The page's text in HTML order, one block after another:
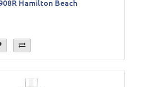
Hamilton Beach